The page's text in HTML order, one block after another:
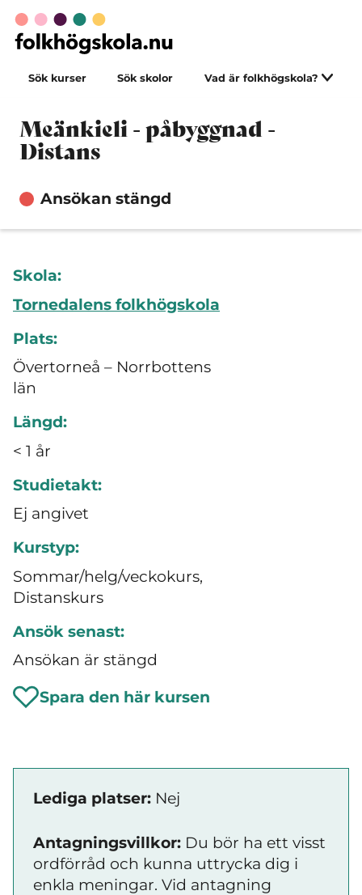
Sök kurser Sök skolor Vad är folkhögskola?
Meänkieli - påbyggnad -
Distans
Ansökan stängd
Skola:
Tornedalens folkhögskola
Plats:
Övertorneå – Norrbottens
län
Längd:
< 1 år
Studietakt:
Ej angivet
Kurstyp:
Sommar/helg/veckokurs,
Distanskurs
Ansök senast:
Ansökan är stängd
Spara den här kursen
Lediga platser: Nej
Antagningsvillkor: Du bör ha ett visst
ordförråd och kunna uttrycka dig i
enkla meningar. Vid antagning